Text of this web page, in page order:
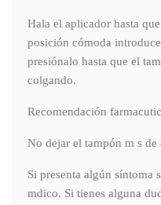
Hala el aplicador hasta
posición cómoda
presiónalo hasta que el
colgando.
Recomendación
No dejar el tampón m s de
Si presenta algún síntoma
mdico. Si tienes alguna